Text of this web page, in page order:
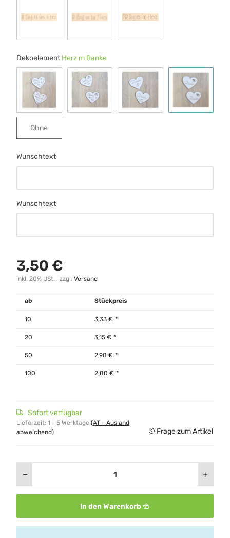
DekoelementHerz m Ranke
Schmetterling
Ohne
Wunschtext
Wunschtext
3,50 €
inkl. 20% USt. , zzgl. Versand
ab Stückpreis
10 3,33 € *
20 3,15 € *
50 2,98 € *
100 2,80 € *
Sofort verfügbar
Lieferzeit: 1 - 5 Werktage (AT - Ausland
abweichend)
Frage zum Artikel
In den Warenkorb